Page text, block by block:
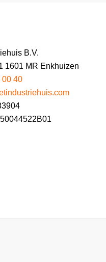
B.V.
1601 MR Enkhuizen
00 40